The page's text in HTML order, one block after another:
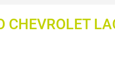
CHEVROLET